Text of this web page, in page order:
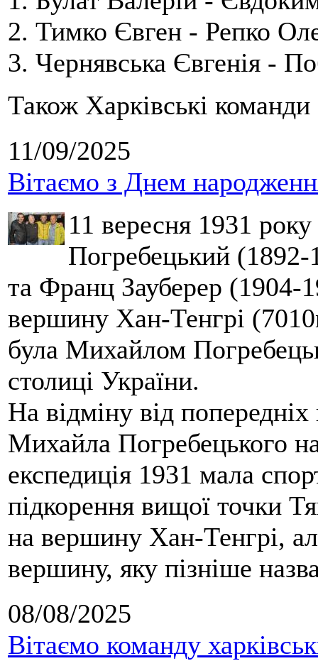
2. Тимко Євген - Репко
3. Чернявська Євгенія -
Також Харківські
11/09/2025
Вітаємо з Днем
11 вересня 1931
Погребецький
та Франц Зауберер (1904-
вершину Хан-Тенгрі
була Михайлом
столиці України.
На відміну від
Михайла Погребецького
експедиція 1931 мала
підкорення вищої точки
на вершину Хан-Тенгрі,
вершину, яку пізніше
08/08/2025
Вітаємо команду